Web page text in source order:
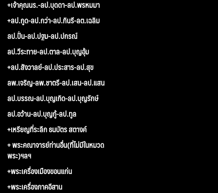
+เจ้าคุณนร.-ลป.บุดดา-ลป.พรหมมา
+ลป.กูด-ลป.กว่า-ลป.กินรี-ลต.เฉลิม
ลป.ปั่น-ลป.ปฐม-ลป.ปกรณ์
ลป.วีระทาย-ลป.ตาล-ลป.บุญอุ้ม
+ลป.สังวาลย์-ลป.ประสาร-ลป.สุข
ลพ.เจริญ-ลพ.ชาตรี-ลป.เสน-ลป.แสน
ลป.บรรณ-ลป.บุญเกิด-ลป.บุญรักษ์
ลป.อว้าน-ลป.บุญกู้-ลป.ทูล
+เหรียญที่ระลึก ธนบัตร สตางค์
+ พระคณาจารย์ท่านอื่น(ที่ไม่มีในหมวด
พระ)ฯลฯ
+พระเครื่องเมืองขอนแก่น
+พระเครื่องภาคอีสาน